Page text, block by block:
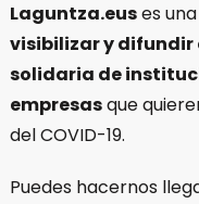
Laguntza.euses
visibilizar y
solidaria de
empresasque
del COVID-19.
Puedes hacernos